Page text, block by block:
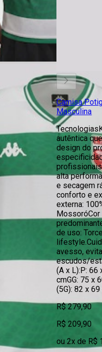
Camisa
Masculina
autêntica
design do
alta
e secagem
conforto e
externa:
MossoróCor
de uso:
avesso,
escudos/
(A x L):P: 66
cmGG: 75 x
(5G): 82 x
R$ 279,90
R$ 209,90
ou 2x de R$